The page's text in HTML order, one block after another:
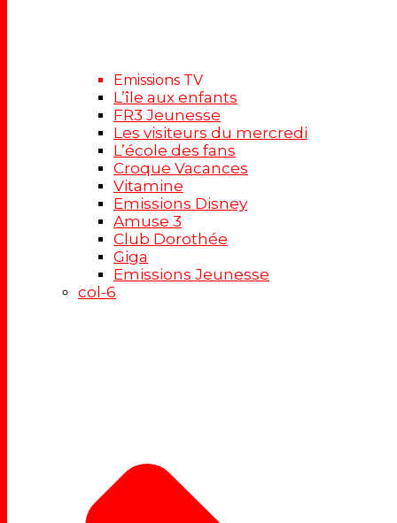
Emissions TV
L’île aux enfants
FR3 Jeunesse
Les visiteurs du mercredi
L’école des fans
Croque Vacances
Vitamine
Emissions Disney
Amuse 3
Club Dorothée
Giga
Emissions Jeunesse
col-6